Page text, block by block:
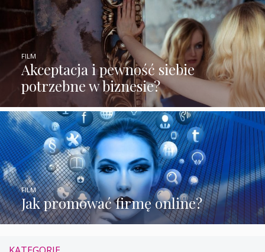
Akceptacja i pewność siebie
potrzebne w biznesie?
FILM
Jak promować firmę online?
FILM